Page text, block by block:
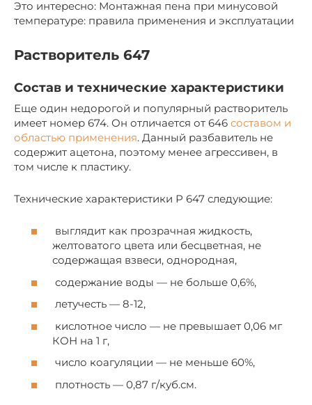
Это интересно: Монтажная пена при минусовой
температуре: правила применения и эксплуатации
Растворитель 647
Состав и технические характеристики
Еще один недорогой и популярный растворитель
имеет номер 674. Он отличается от 646 составом и
областью применения. Данный разбавитель не
содержит ацетона, поэтому менее агрессивен, в
том числе к пластику.
Технические характеристики Р 647 следующие:
выглядит как прозрачная жидкость,
желтоватого цвета или бесцветная, не
содержащая взвеси, однородная,
содержание воды — не больше 0,6%,
летучесть — 8-12,
кислотное число — не превышает 0,06 мг
КОН на 1 г,
число коагуляции — не меньше 60%,
плотность — 0,87 г/куб.см.